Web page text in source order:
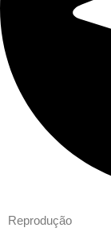
Reprodução